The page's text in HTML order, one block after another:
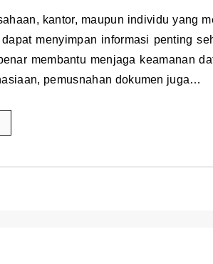
menyimpan informasi penting
membantu menjaga keamanan
pemusnahan dokumen juga…